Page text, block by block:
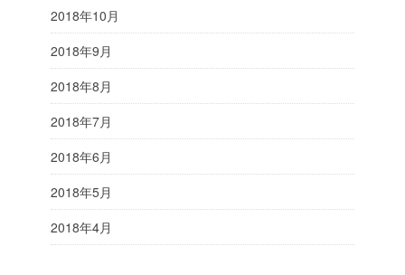
2018年10月
2018年9月
2018年8月
2018年7月
2018年6月
2018年5月
2018年4月